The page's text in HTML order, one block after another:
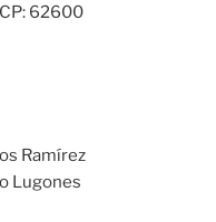
62600
Ramírez
Lugones